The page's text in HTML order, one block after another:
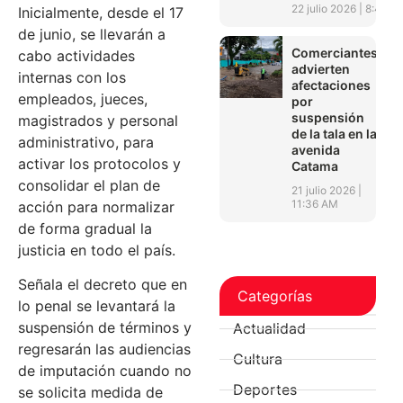
Inicialmente, desde el 17
de junio, se llevarán a
cabo actividades
internas con los
empleados, jueces,
magistrados y personal
administrativo, para
activar los protocolos y
consolidar el plan de
acción para normalizar
de forma gradual la
justicia en todo el país.
Señala el decreto que en
lo penal se levantará la
suspensión de términos y
regresarán las audiencias
de imputación cuando no
se solicita medida de
22 julio 2026 8:45
Comerciantes
advierten
afectaciones
por
suspensión
de la tala en la
avenida
Catama
21 julio 2026
11:36 AM
Categorías
Actualidad
Cultura
Deportes